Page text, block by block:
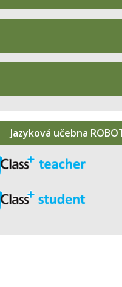
Jazyková učebna